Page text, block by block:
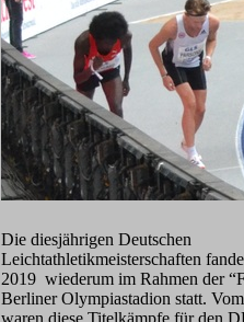
Die diesjährigen Deutschen
Leichtathletikmeisterschaften
2019 wiederum im Rahmen der
Berliner Olympiastadion statt.
waren diese Titelkämpfe für den